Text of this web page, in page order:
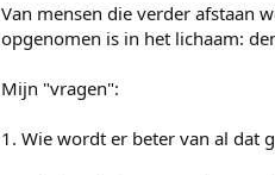
Van mensen die verder afstaan
opgenomen is in het lichaam:
Mijn "vragen":
1. Wie wordt er beter van al dat